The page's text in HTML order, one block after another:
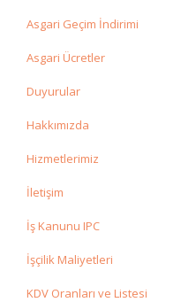
Asgari Geçim İndirimi
Asgari Ücretler
Duyurular
Hakkımızda
Hizmetlerimiz
İletişim
İş Kanunu IPC
İşçilik Maliyetleri
KDV Oranları ve Listesi